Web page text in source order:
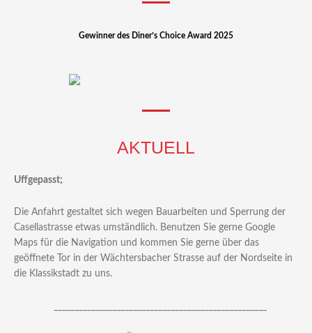
Gewinner des Diner’s Choice Award 2025
AKTUELL
Uffgepasst;
Die Anfahrt gestaltet sich wegen Bauarbeiten und Sperrung der
Casellastrasse etwas umständlich. Benutzen Sie gerne Google
Maps für die Navigation und kommen Sie gerne über das
geöffnete Tor in der Wächtersbacher Strasse auf der Nordseite in
die Klassikstadt zu uns.